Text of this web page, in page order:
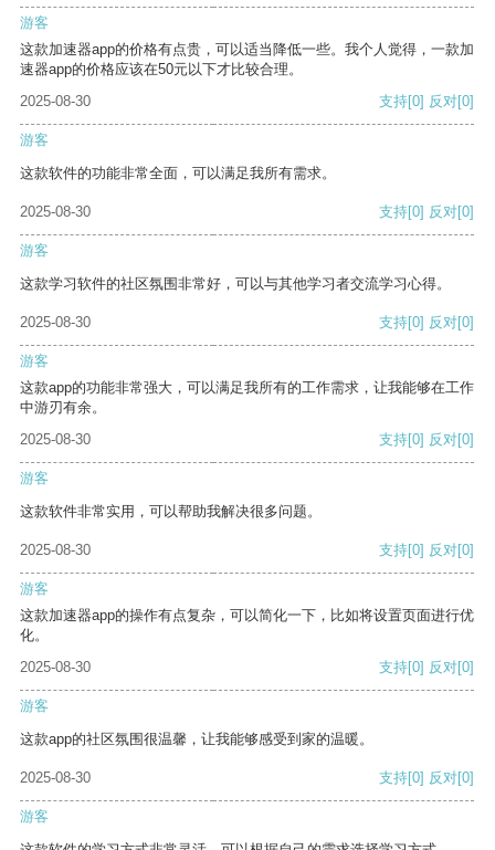
游客
这款加速器app的价格有点贵，可以适当降低一些。我个人觉得，一款加
速器app的价格应该在50元以下才比较合理。
2025-08-30
支持[0] 反对[0]
游客
这款软件的功能非常全面，可以满足我所有需求。
2025-08-30 支持[0] 反对[0]
游客
这款学习软件的社区氛围非常好，可以与其他学习者交流学习心得。
2025-08-30 支持[0] 反对[0]
游客
这款app的功能非常强大，可以满足我所有的工作需求，让我能够在工作
中游刃有余。
2025-08-30
支持[0] 反对[0]
游客
这款软件非常实用，可以帮助我解决很多问题。
2025-08-30 支持[0] 反对[0]
游客
这款加速器app的操作有点复杂，可以简化一下，比如将设置页面进行优
化。
2025-08-30
支持[0] 反对[0]
游客
这款app的社区氛围很温馨，让我能够感受到家的温暖。
2025-08-30 支持[0] 反对[0]
游客